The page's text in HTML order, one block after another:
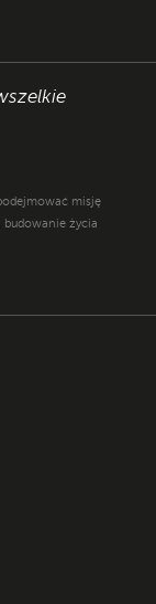
misję
budowanie życia